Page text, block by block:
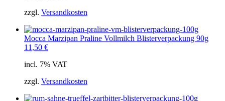
zzgl. Versandkosten
Mocca Marzipan Praline Vollmilch Blisterverpackung 90g
11,50 €
incl. 7% VAT
zzgl. Versandkosten